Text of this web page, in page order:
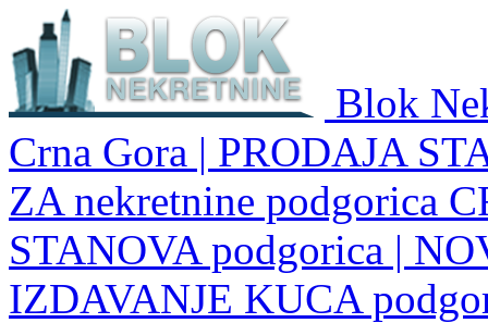
Blok
Crna Gora | PRODAJA
ZA nekretnine podgorica
STANOVA podgorica |
IZDAVANJE KUCA